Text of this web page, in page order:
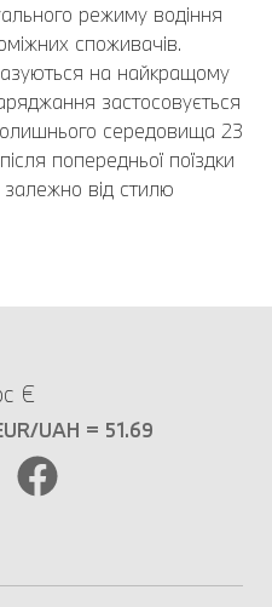
режиму водіння
споживачів.
на найкращому
застосовується
середовища 23
попередньої поїздки
залежно від стилю
€
UAH = 51.69